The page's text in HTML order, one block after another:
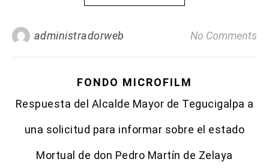
administradorweb No Comments
FONDO MICROFILM
Respuesta del Alcalde Mayor de Tegucigalpa a
una solicitud para informar sobre el estado
Mortual de don Pedro Martín de Zelaya